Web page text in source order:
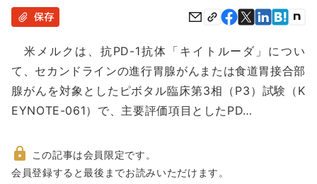
ツ
に
保存
米メルクは、抗PD-1抗体「キイトルーダ」につい
て、セカンドラインの進行胃腺がんまたは食道胃接合部
腺がんを対象としたピボタル臨床第3相（P3）試験（K
EYNOTE-061）で、主要評価項目としたPD…
非
この記事は会員限定です。
会員登録すると最後までお読みいただけます。